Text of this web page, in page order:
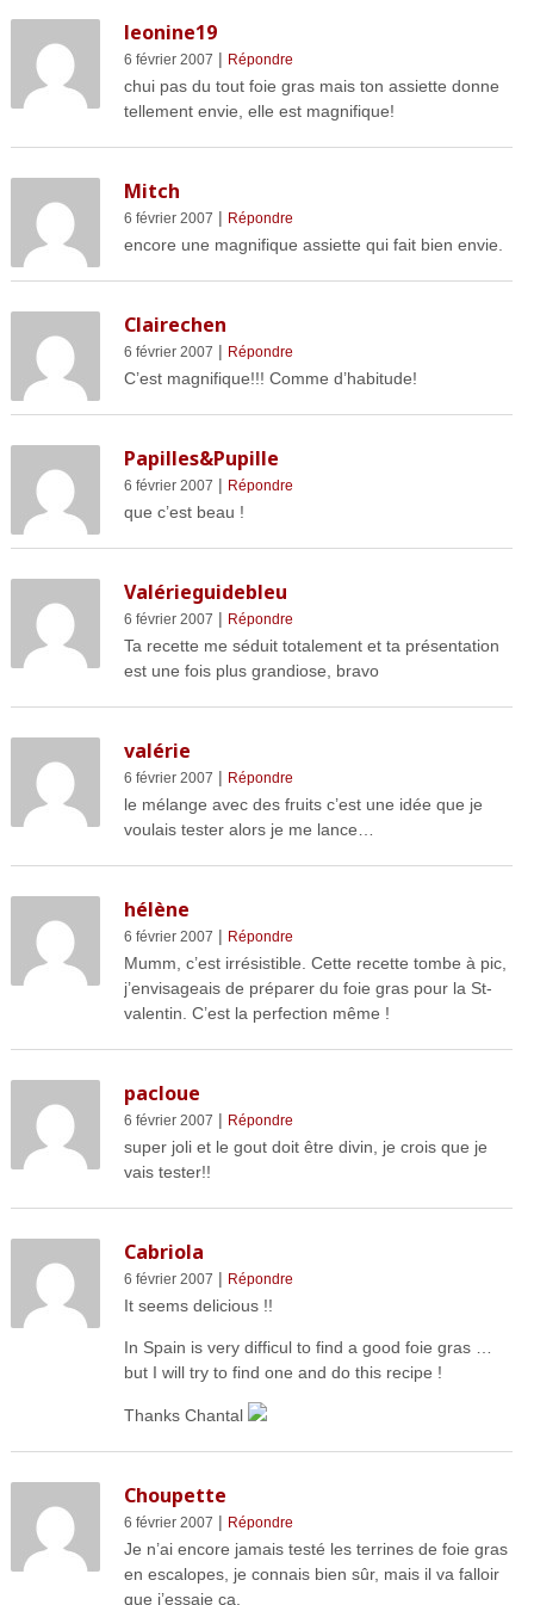
leonine19
6 février 2007 | Répondre
chui pas du tout foie gras mais ton assiette donne
tellement envie, elle est magnifique!
Mitch
6 février 2007 | Répondre
encore une magnifique assiette qui fait bien envie.
Clairechen
6 février 2007 | Répondre
C’est magnifique!!! Comme d’habitude!
Papilles&Pupille
6 février 2007 | Répondre
que c’est beau !
Valérieguidebleu
6 février 2007 | Répondre
Ta recette me séduit totalement et ta présentation
est une fois plus grandiose, bravo
valérie
6 février 2007 | Répondre
le mélange avec des fruits c’est une idée que je
voulais tester alors je me lance…
hélène
6 février 2007 | Répondre
Mumm, c’est irrésistible. Cette recette tombe à pic,
j’envisageais de préparer du foie gras pour la St-
valentin. C’est la perfection même !
pacloue
6 février 2007 | Répondre
super joli et le gout doit être divin, je crois que je
vais tester!!
Cabriola
6 février 2007 | Répondre
It seems delicious !!
In Spain is very difficul to find a good foie gras …
but I will try to find one and do this recipe !
Thanks Chantal
Choupette
6 février 2007 | Répondre
Je n’ai encore jamais testé les terrines de foie gras
en escalopes, je connais bien sûr, mais il va falloir
que j’essaie ça.